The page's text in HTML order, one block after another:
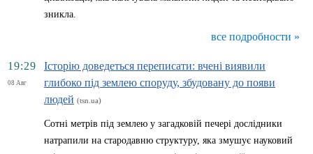
зникла.
все подробности »
19:29
08 Авг
Історію доведеться переписати: вчені виявили
глибоко під землею споруду, збудовану до появи
людей (tsn.ua)
Сотні метрів під землею у загадковій печері дослідники
натрапили на стародавню структуру, яка змушує науковий